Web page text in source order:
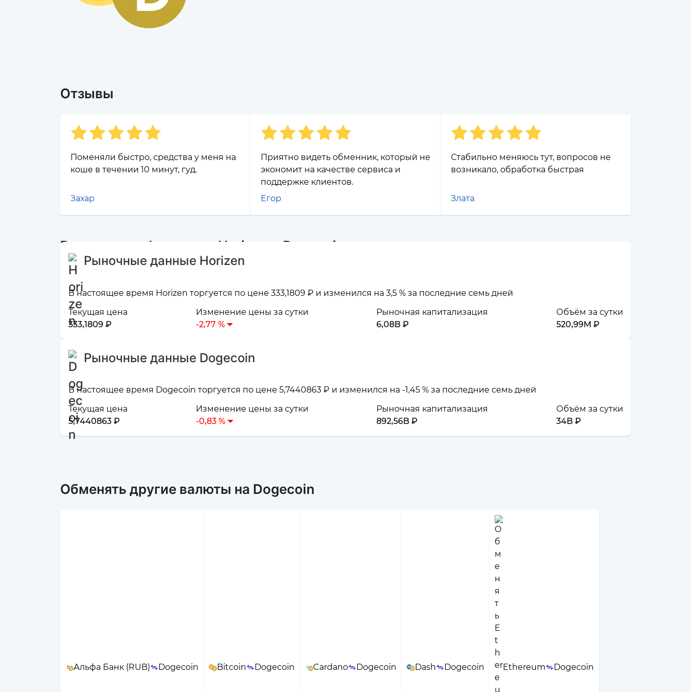
Отзывы
Поменяли быстро, средства у меня на
коше в течении 10 минут, гуд.
Захар
Приятно видеть обменник, который не
экономит на качестве сервиса и
поддержке клиентов.
Егор
Стабильно меняюсь тут, вопросов не
возникало, обработка быстрая
Злата
Рыночная информация Horizen и Dogecoin
Рыночные данные Horizen
В настоящее время Horizen торгуется по цене 333,1809 ₽ и изменился на 3,5 % за последние семь дней
Текущая цена
333,1809 ₽
Изменение цены за сутки
-2,77 %
Рыночная капитализация
6,08B ₽
Объём за сутки
520,99M ₽
Рыночные данные Dogecoin
В настоящее время Dogecoin торгуется по цене 5,7440863 ₽ и изменился на -1,45 % за последние семь дней
Текущая цена
5,7440863 ₽
Изменение цены за сутки
-0,83 %
Рыночная капитализация
892,56B ₽
Объём за сутки
34B ₽
Обменять другие валюты на Dogecoin
Альфа Банк (RUB) Dogecoin Bitcoin Dogecoin Cardano Dogecoin Dash Dogecoin Ethereum Dogecoin